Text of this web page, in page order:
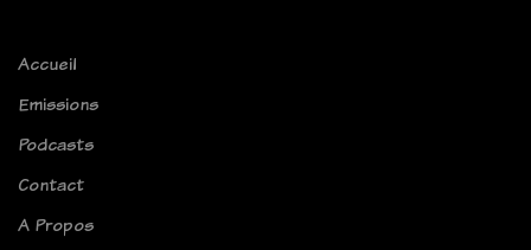
Accueil
Emissions
Podcasts
Contact
A Propos